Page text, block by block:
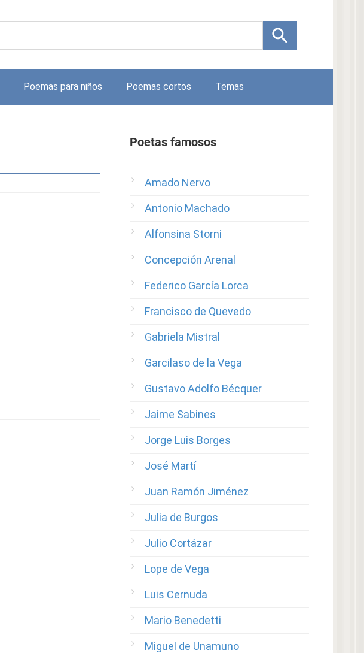
Poemas para niños Poemas cortos Temas
Poetas famosos
Amado Nervo
Antonio Machado
Alfonsina Storni
Concepción Arenal
Federico García Lorca
Francisco de Quevedo
Gabriela Mistral
Garcilaso de la Vega
Gustavo Adolfo Bécquer
Jaime Sabines
Jorge Luis Borges
José Martí
Juan Ramón Jiménez
Julia de Burgos
Julio Cortázar
Lope de Vega
Luis Cernuda
Mario Benedetti
Miguel de Unamuno